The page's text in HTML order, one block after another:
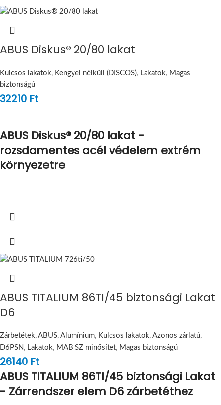
ABUS Diskus® 20/80 lakat
Kulcsos lakatok, Kengyel nélküli (DISCOS), Lakatok, Magas
biztonságú
32210 Ft
ABUS Diskus® 20/80 lakat -
rozsdamentes acél védelem extrém
környezetre
ABUS TITALIUM 86TI/45 biztonsági Lakat
D6
Zárbetétek, ABUS, Alumínium, Kulcsos lakatok, Azonos zárlatú,
D6PSN , Lakatok, MABISZ minősítet, Magas biztonságú
26140 Ft
ABUS TITALIUM 86TI/45 biztonsági Lakat
- Zárrendszer elem D6 zárbetéthez